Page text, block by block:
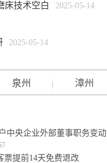
床技术空白 2025-05-14
2025-05-14
泉州 漳州
中央企业外部董事职务变动
票提前14天免费退改